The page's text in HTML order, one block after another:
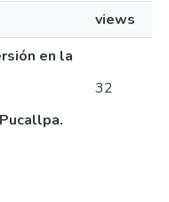
views
en la
32